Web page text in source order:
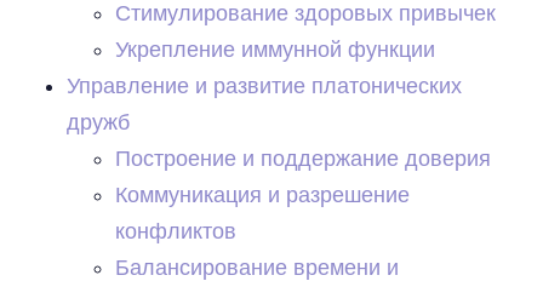
Стимулирование здоровых привычек
Укрепление иммунной функции
Управление и развитие платонических
дружб
Построение и поддержание доверия
Коммуникация и разрешение
конфликтов
Балансирование времени и